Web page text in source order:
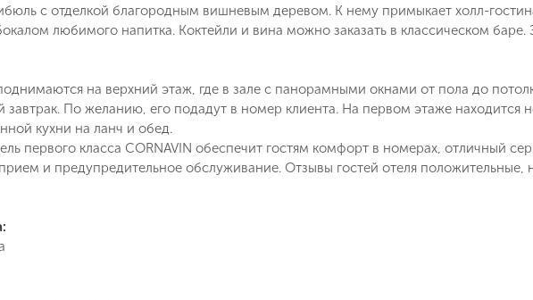
с отделкой благородным вишневым деревом. К нему примыкает холл-
любимого напитка. Коктейли и вина можно заказать в классическом
на верхний этаж, где в зале с панорамными окнами от пола до
завтрак. По желанию, его подадут в номер клиента. На первом этаже
кухни на ланч и обед.
первого класса CORNAVIN обеспечит гостям комфорт в номерах, отличный
и предупредительное обслуживание. Отзывы гостей отеля положительные,